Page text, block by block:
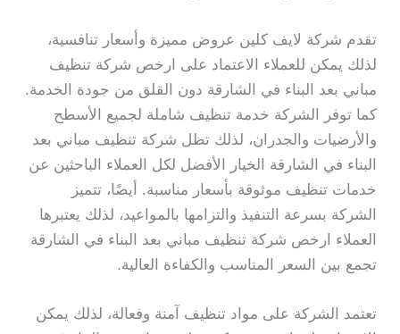
تقدم شركة لايف كلين عروض مميزة وأسعار تنافسية،
لذلك يمكن للعملاء الاعتماد على ارخص شركة تنظيف
مباني بعد البناء في الشارقة دون القلق من جودة الخدمة.
كما توفر الشركة خدمة تنظيف شاملة لجميع الأسطح
والأرضيات والجدران، لذلك تظل شركة تنظيف مباني بعد
البناء في الشارقة الخيار الأفضل لكل العملاء الباحثين عن
خدمات تنظيف موثوقة بأسعار مناسبة. أيضًا، تتميز
الشركة بسرعة التنفيذ والتزامها بالمواعيد، لذلك يعتبرها
العملاء ارخص شركة تنظيف مباني بعد البناء في الشارقة
تجمع بين السعر المناسب والكفاءة العالية.
تعتمد الشركة على مواد تنظيف آمنة وفعالة، لذلك يمكن